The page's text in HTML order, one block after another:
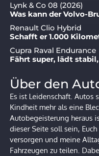
Lynk & Co 08 (2026)
Was kann der Volvo-
Renault Clio Hybrid
Schafft er 1.000
Cupra Raval Endurance
Fährt super, lädt
Über den
Es ist Leidenschaft. Autos
Kindheit mehr als eine
Autobegeisterung heraus
dieser Seite soll sein,
versorgen und meine
Fahrzeugen zu teilen.